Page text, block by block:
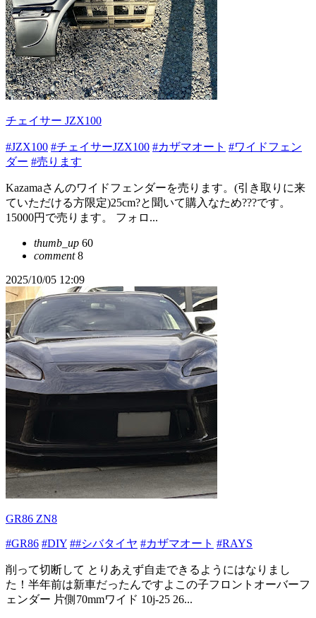
チェイサー JZX100
#JZX100 #チェイサーJZX100 #カザマオート #ワイドフェン
ダー #売ります
Kazamaさんのワイドフェンダーを売ります。(引き取りに来
ていただける方限定)25cm?と聞いて購入なため???です。
15000円で売ります。 フォロ...
thumb_up 60
comment8
2025/10/05 12:09
GR86 ZN8
#GR86 #DIY ##シバタイヤ #カザマオート #RAYS
削って切断して とりあえず自走できるようにはなりまし
た！半年前は新車だったんですよこの子フロントオーバーフ
ェンダー 片側70mmワイド 10j-25 26...